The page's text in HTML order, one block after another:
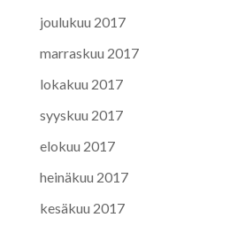
joulukuu 2017
marraskuu 2017
lokakuu 2017
syyskuu 2017
elokuu 2017
heinäkuu 2017
kesäkuu 2017